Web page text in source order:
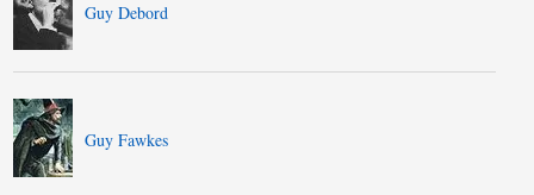
Guy Debord
Guy Fawkes